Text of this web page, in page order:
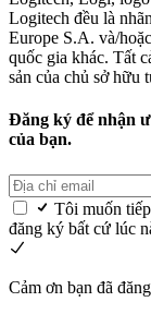
Logitech đều là
Europe S.A. và/
quốc gia khác. Tất
sản của chủ sở hữu
Đăng ký để nhận
của bạn.
Tôi muốn
đăng ký bất cứ lúc
Cảm ơn bạn đã